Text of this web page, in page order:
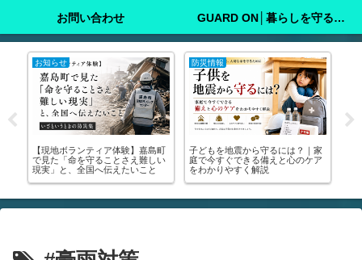
お問い合わせ GUARD ON│暮らしを守る防犯ガイド
防災情報
子どもを地震から守るには？｜家
庭で今すぐできる備えと心のケア
をわかりやすく解説
注意喚起
🚨【緊急】罹災証明書を今すぐ取
りに行って！│申請方法・写真の
撮り方・受けられる支援まで全部